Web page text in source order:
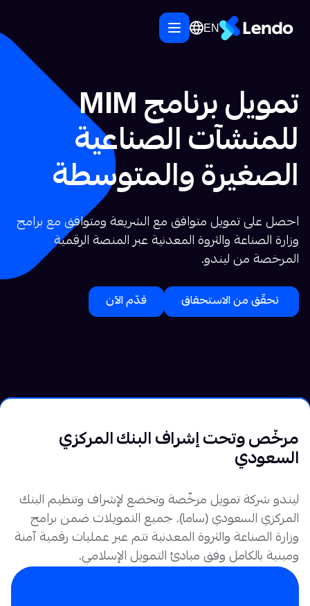
EN
تمويل برنامج MIM
للمنشآت الصناعية
الصغيرة والمتوسطة
احصل على تمويل متوافق مع الشريعة ومتوافق مع برامج
وزارة الصناعة والثروة المعدنية عبر المنصة الرقمية
المرخصة من ليندو.
تحقّق من الاستحقاق قدّم الآن
لممارسة نشاط التمويل الجماعي بالدين وفق أحكام الشريعة الإسلامية
مرخّص وتحت إشراف البنك المركزي
السعودي
ليندو شركة تمويل مرخّصة وتخضع لإشراف وتنظيم البنك
المركزي السعودي (ساما). جميع التمويلات ضمن برامج
وزارة الصناعة والثروة المعدنية تتم عبر عمليات رقمية آمنة
ومبنية بالكامل وفق مبادئ التمويل الإسلامي.